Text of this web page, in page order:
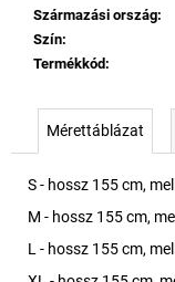
Származási ország:
Szín:
Termékkód:
Mérettáblázat
S - hossz 155 cm,
M - hossz 155 cm,
L - hossz 155 cm,